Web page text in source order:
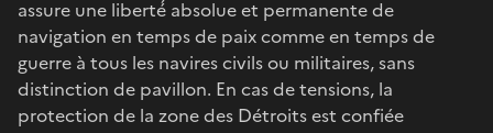
assure une liberté́ absolue et permanente de
navigation en temps de paix comme en temps de
guerre à tous les navires civils ou militaires, sans
distinction de pavillon. En cas de tensions, la
protection de la zone des Détroits est confiée